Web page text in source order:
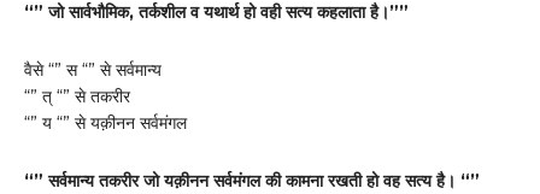
“” जो सार्वभौमिक, तर्कशील व यथार्थ हो वही सत्य कहलाता है।””
वैसे “” स “” से सर्वमान्य
“” त् “” से तकरीर
“” य “” से यक़ीनन सर्वमंगल
“” सर्वमान्य तकरीर जो यक़ीनन सर्वमंगल की कामना रखती हो वह सत्य है। “”